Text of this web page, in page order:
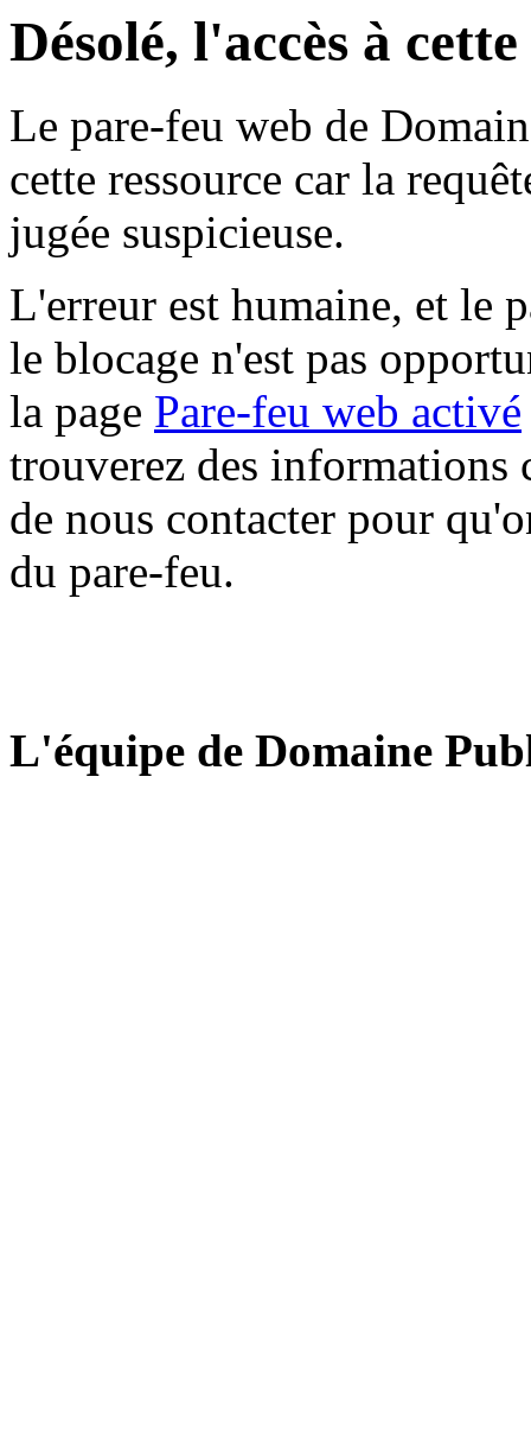
Désolé, l'accès à
Le pare-feu web de
cette ressource car la
jugée suspicieuse.
L'erreur est humaine, et le
le blocage n'est pas
la page Pare-feu web activé
trouverez des informations
de nous contacter pour
du pare-feu.
L'équipe de Domaine